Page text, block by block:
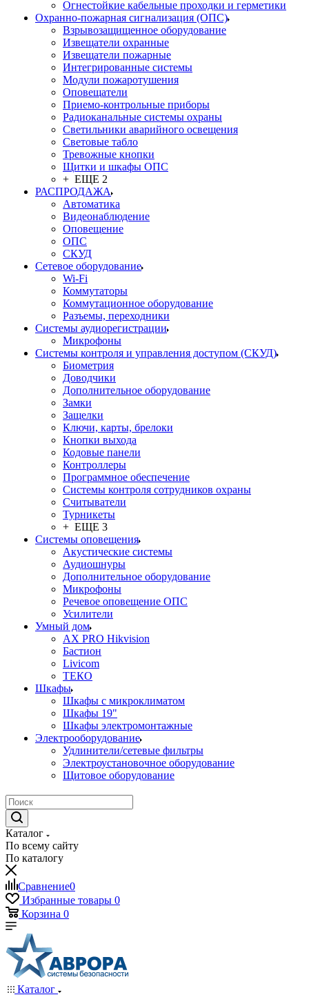
Огнестойкие кабельные проходки и герметики
Охранно-пожарная сигнализация (ОПС)
Взрывозащищенное оборудование
Извещатели охранные
Извещатели пожарные
Интегрированные системы
Модули пожаротушения
Оповещатели
Приемо-контрольные приборы
Радиоканальные системы охраны
Светильники аварийного освещения
Световые табло
Тревожные кнопки
Щитки и шкафы ОПС
+ ЕЩЕ 2
РАСПРОДАЖА
Автоматика
Видеонаблюдение
Оповещение
ОПС
СКУД
Сетевое оборудование
Wi-Fi
Коммутаторы
Коммутационное оборудование
Разъемы, переходники
Системы аудиорегистрации
Микрофоны
Системы контроля и управления доступом (СКУД)
Биометрия
Доводчики
Дополнительное оборудование
Замки
Защелки
Ключи, карты, брелоки
Кнопки выхода
Кодовые панели
Контроллеры
Программное обеспечение
Системы контроля сотрудников охраны
Считыватели
Турникеты
+ ЕЩЕ 3
Системы оповещения
Акустические системы
Аудиошнуры
Дополнительное оборудование
Микрофоны
Речевое оповещение ОПС
Усилители
Умный дом
AX PRO Hikvision
Бастион
Livicom
ТЕКО
Шкафы
Шкафы с микроклиматом
Шкафы 19"
Шкафы электромонтажные
Электрооборудование
Удлинители/сетевые фильтры
Электроустановочное оборудование
Щитовое оборудование
Каталог
По всему сайту
По каталогу
Сравнение0
Избранные товары 0
Корзина 0
Каталог